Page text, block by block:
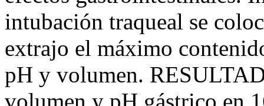
intubación traqueal se
extrajo el máximo
pH y volumen.